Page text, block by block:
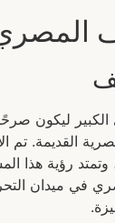
المصري
ليكون صرحًا
القديمة. تم
في عام 2002، وتمتد
في ميدان